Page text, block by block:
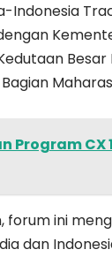
Program CX
forum ini
dan